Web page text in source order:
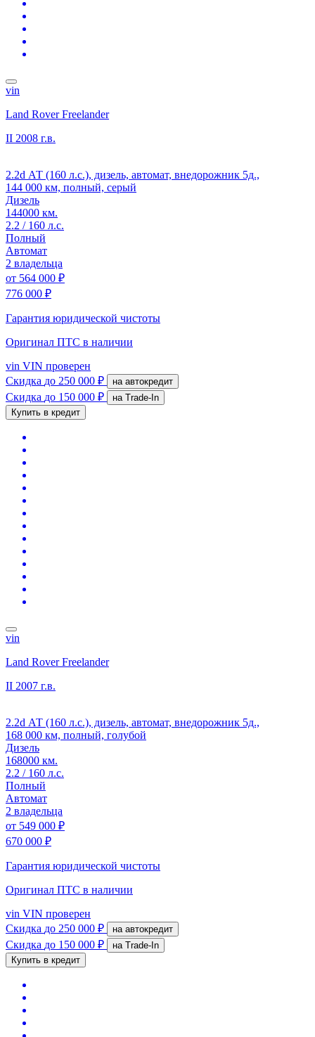
vin
Land Rover Freelander
II 2008 г.в.
2.2d АТ (160 л.с.), дизель, автомат, внедорожник 5д.,
144 000 км, полный, серый
Дизель
144000 км.
2.2 / 160 л.с.
Полный
Автомат
2 владельца
от 564 000 ₽
776 000 ₽
Гарантия юридической чистоты
Оригинал ПТС в наличии
vin VIN проверен
Скидка до 250 000 ₽ на автокредит
Скидка до 150 000 ₽
на Trade-In
Купить в кредит
vin
Land Rover Freelander
II 2007 г.в.
2.2d АТ (160 л.с.), дизель, автомат, внедорожник 5д.,
168 000 км, полный, голубой
Дизель
168000 км.
2.2 / 160 л.с.
Полный
Автомат
2 владельца
от 549 000 ₽
670 000 ₽
Гарантия юридической чистоты
Оригинал ПТС в наличии
vin VIN проверен
Скидка до 250 000 ₽ на автокредит
Скидка до 150 000 ₽
на Trade-In
Купить в кредит